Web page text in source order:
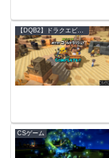
【DQB2】ドラクエビルダーズ２ 攻略データベース
CSゲーム